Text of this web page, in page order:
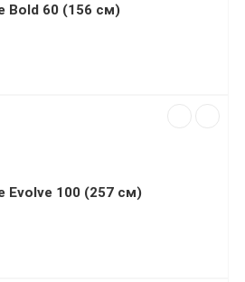
Bold 60 (156 см)
Evolve 100 (257 см)